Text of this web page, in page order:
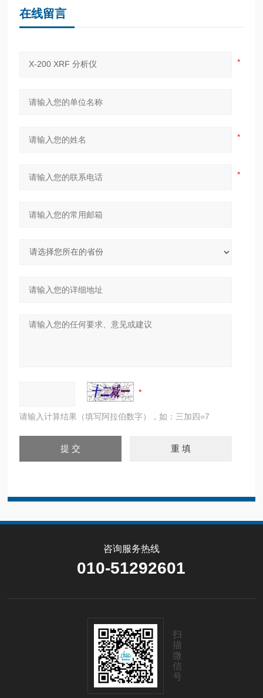
在线留言
请输入计算结果（填写阿拉伯数字），如：三加四=7
咨询服务热线
010-51292601
扫
描
微
信
号